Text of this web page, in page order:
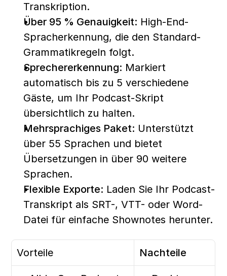
Transkription.
Über 95 % Genauigkeit: High-End-
Spracherkennung, die den Standard-
Grammatikregeln folgt.
Sprechererkennung: Markiert
automatisch bis zu 5 verschiedene
Gäste, um Ihr Podcast-Skript
übersichtlich zu halten.
Mehrsprachiges Paket: Unterstützt
über 55 Sprachen und bietet
Übersetzungen in über 90 weitere
Sprachen.
Flexible Exporte: Laden Sie Ihr Podcast-
Transkript als SRT-, VTT- oder Word-
Datei für einfache Shownotes herunter.
Vorteile Nachteile